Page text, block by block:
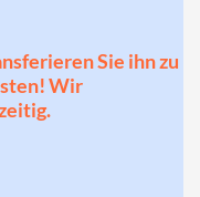
Sie ihn zu
Wir